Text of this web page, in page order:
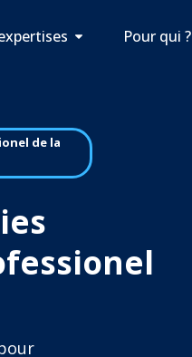
Pour qui ?
de la